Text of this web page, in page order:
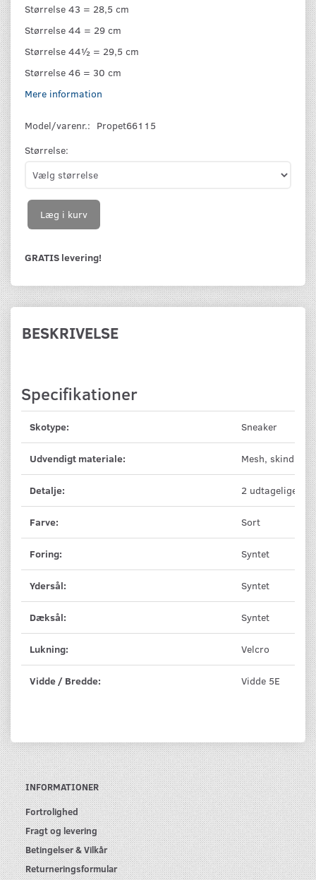
Størrelse 43 = 28,5 cm
Størrelse 44 = 29 cm
Størrelse 44½ = 29,5 cm
Størrelse 46 = 30 cm
Mere information
Model/varenr.: Propet66115
Størrelse:
Læg i kurv
GRATIS levering!
BESKRIVELSE
Specifikationer
Skotype: Sneaker
Udvendigt materiale: Mesh, skind
Detalje: 2 udtagelige
Farve: Sort
Foring: Syntet
Ydersål: Syntet
Dæksål: Syntet
Lukning: Velcro
Vidde / Bredde: Vidde 5E
INFORMATIONER
Fortrolighed
Fragt og levering
Betingelser & Vilkår
Returneringsformular